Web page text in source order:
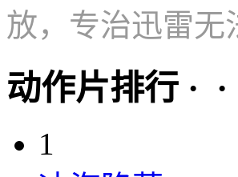
放，专治迅雷无
动作片排行 ·
1